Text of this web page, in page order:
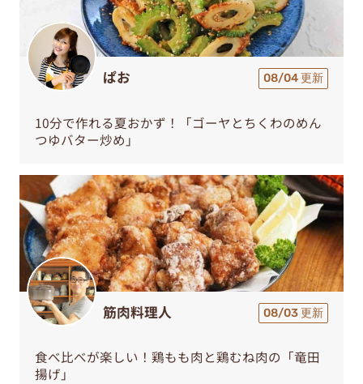
ぱお 08/04 更新
10分で作れる夏おかず！「ゴーヤとちくわのめん
つゆバター炒め」
筋肉料理人 08/03 更新
食べ比べが楽しい！鶏もも肉と鶏むね肉の「竜田
揚げ」